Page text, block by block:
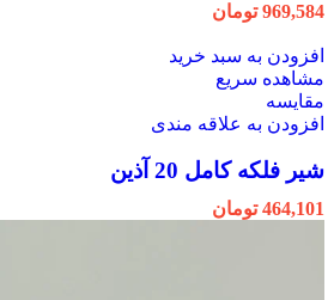
969,584 تومان
افزودن به سبد خرید
مشاهده سریع
مقایسه
افزودن به علاقه مندی
شیر فلکه کامل 20 آذین
464,101 تومان